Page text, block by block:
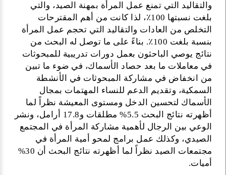
والتقاليد التي تمنع عمل المرأة بمهنة الصيد، والتي
بلغت نسبتها 100٪، لذا كانت من أهم المقترحات
التخلص من العادات والتقاليد التي تحجم عمل المرأة
بنسبة بلغت 100٪. بناءً على ما توصل له البحث من
نتائج يوصي الباحثون بعمل دورات تدريبية للمبحوثات
في معاملات ما بعد حصاد الأسماك، في ضوء ما تبين
من انخفاض في مشاركة المبحوثات في الأنشطة
السمكية، وتقديم الدعم للنساء المهتمات بمجال
الأسماك لتحسين الدخل ومستوى المعيشة نظراً لما
أظهرته نتائج البحث 5.5% مطلقات و17.8 أرامل، ونشر
الوعي بين الرجال لأهمية مشاركة المرأة في المجتمع
الصيدي، وكذلك عمل برامج لمحو أمية المرأة في
مجتمعات الصيد نظراً لما أظهرته نتائج البحث أن 30%
أميات.